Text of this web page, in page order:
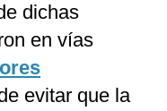
dichas
en vías
evitar que la